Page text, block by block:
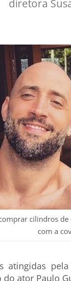
diretora
cilindros
com a
atingidas
ator Paulo